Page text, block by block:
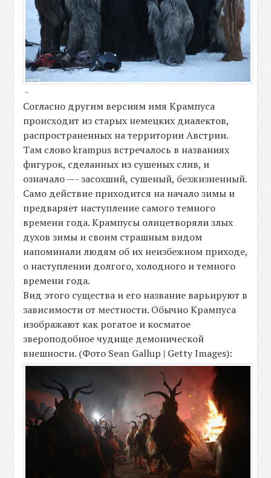
-
Согласно другим версиям имя Крампуса
происходит из старых немецких диалектов,
распространенных на территории Австрии.
Там слово krampus встречалось в названиях
фигурок, сделанных из сушеных слив, и
означало —- засохший, сушеный, безжизненный.
Само действие приходится на начало зимы и
предваряет наступление самого темного
времени года. Крампусы олицетворяли злых
духов зимы и своим страшным видом
напоминали людям об их неизбежном приходе,
о наступлении долгого, холодного и темного
времени года.
Вид этого существа и его название варьируют в
зависимости от местности. Обычно Крампуса
изображают как рогатое и косматое
звероподобное чудище демонической
внешности. (Фото Sean Gallup | Getty Images):